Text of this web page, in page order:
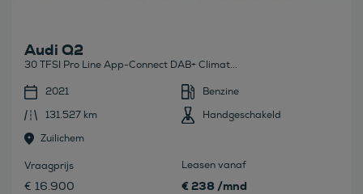
Audi Q2
30 TFSI Pro Line App-Connect DAB+ Climat...
2021
Benzine
131.527 km
Handgeschakeld
Zuilichem
Vraagprijs
€ 16.900
Leasen vanaf
€ 238 /mnd